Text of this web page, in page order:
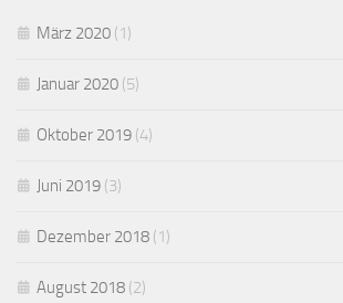
März 2020 (1)
Januar 2020 (5)
Oktober 2019 (4)
Juni 2019 (3)
Dezember 2018 (1)
August 2018 (2)